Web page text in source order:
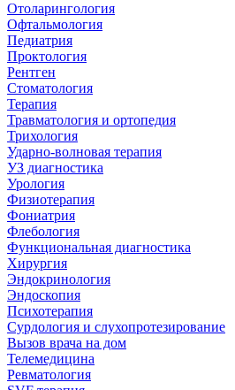
Отоларингология
Офтальмология
Педиатрия
Проктология
Рентген
Стоматология
Терапия
Травматология и ортопедия
Трихология
Ударно-волновая терапия
УЗ диагностика
Урология
Физиотерапия
Фониатрия
Флебология
Функциональная диагностика
Хирургия
Эндокринология
Эндоскопия
Психотерапия
Сурдология и слухопротезирование
Вызов врача на дом
Телемедицина
Ревматология